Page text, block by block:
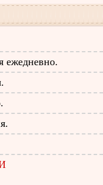
ежедневно.